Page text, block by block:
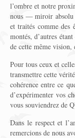
l’ombre et notre
nous — miroir absolu
et traités comme des
montés, d’autres
de cette même vision,
Pour tous ceux et
transmettre cette
cohérence entre ce
d’expérimenter vos
vous souviendrez de
Dans le respect et
remercions de nous